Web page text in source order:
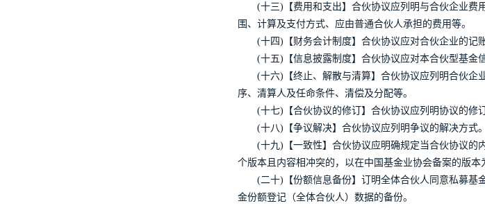
(十三)【费用和支出】合伙协议应列明与合伙企业费
围、计算及支付方式、应由普通合伙人承担的费用等。
(十四)【财务会计制度】合伙协议应对合伙企业的记
(十五)【信息披露制度】合伙协议应对本合伙型基金
(十六)【终止、解散与清算】合伙协议应列明合伙企
序、清算人及任命条件、清偿及分配等。
(十七)【合伙协议的修订】合伙协议应列明协议的修
(十八)【争议解决】合伙协议应列明争议的解决方式。
(十九)【一致性】合伙协议应明确规定当合伙协议的
个版本且内容相冲突的，以在中国基金业协会备案的版本
(二十)【份额信息备份】订明全体合伙人同意私募基
金份额登记（全体合伙人）数据的备份。